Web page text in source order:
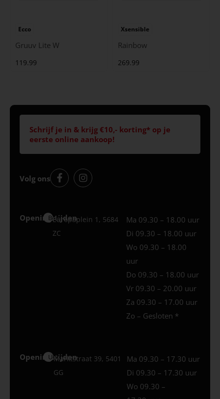
Ecco
Gruuv Lite W
119.99
Xsensible
Rainbow
269.99
Schrijf je in & krijg €10,- korting* op je
eerste online aankoop!
Volg ons
Openingstijden
Best
Europaplein 1, 5684
ZC
Ma 09.30 – 18.00 uur
Di 09.30 – 18.00 uur
Wo 09.30 – 18.00
uur
Do 09.30 – 18.00 uur
Vr 09.30 – 20.00 uur
Za 09.30 – 17.00 uur
Zo – Gesloten *
Openingstijden
Uden
Marktstraat 39, 5401
GG
Ma 09.30 – 17.30 uur
Di 09.30 – 17.30 uur
Wo 09.30 –